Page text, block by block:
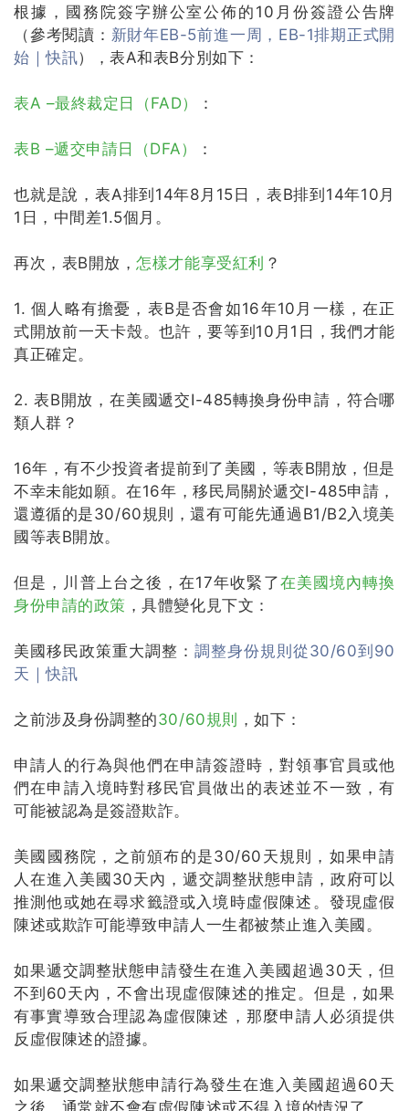
根據，國務院簽字辦公室公佈的10月份簽證公告牌
（參考閱讀： 新財年EB-5前進一周，EB-1排期正式開
始｜快訊），表A和表B分別如下：
表A –最終裁定 日（FAD） ：
表B –遞交申請日（DFA） ：
也就是說，表A排到14年8月15日，表B排到14年10月
1日，中間差1.5個月。
再次，表B開放，怎樣才能享受紅利 ？
1. 個人略有擔憂，表B是否會如16年10月一樣，在正
式開放前一天卡殼。也許，要等到10月1日，我們才能
真正確定。
2. 表B開放，在美國遞交I-485轉換身份申請，符合哪
類人群？
16年，有不少投資者提前到了美國，等表B開放，但是
不幸未能如願。在16年，移民局關於遞交I-485申請，
還遵循的是30/60規則，還有可能先通過B1/B2入境美
國等表B開放。
但是，川普上台之後，在17年收緊了在美國境內轉換
身份申請的政策 ，具體變化見下文：
美國移民政策重大調整： 調整身份規則從30/60到90
天｜快訊
之前涉及身份調整的30/60規則 ，如下：
申請人的行為與他們在申請簽證時，對領事官員或他
們在申請入境時對移民官員做出的表述並不一致，有
可能被認為是簽證欺詐。
美國國務院，之前頒布的是30/60天規則，如果申請
人在進入美國30天內，遞交調整狀態申請，政府可以
推測他或她在尋求籤證或入境時虛假陳述。 發現虛假
陳述或欺詐可能導致申請人一生都被禁止進入美國。
如果遞交調整狀態申請發生在進入美國超過30天，但
不到60天內，不會出現虛假陳述的推定。 但是，如果
有事實導致合理認為虛假陳述，那麼申請人必須提供
反虛假陳述的證據。
如果遞交調整狀態申請行為發生在進入美國超過60天
之後，通常就不會有虛假陳述或不得入境的情況了。